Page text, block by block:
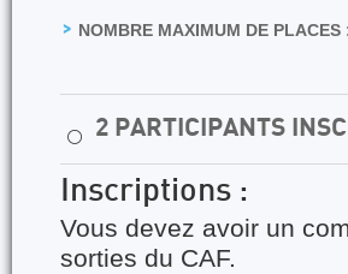
NOMBRE MAXIMUM DE PLACES
⚪ 2 PARTICIPANTS
Inscriptions :
Vous devez avoir un
sorties du CAF.